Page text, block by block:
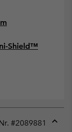
Shield™
#2089881